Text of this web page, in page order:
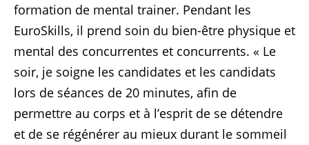
formation de mental trainer. Pendant les
EuroSkills, il prend soin du bien-être physique et
mental des concurrentes et concurrents. « Le
soir, je soigne les candidates et les candidats
lors de séances de 20 minutes, afin de
permettre au corps et à l’esprit de se détendre
et de se régénérer au mieux durant le sommeil